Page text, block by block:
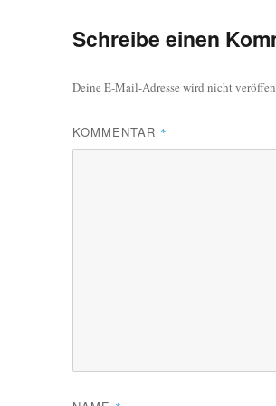
Schreibe einen
Deine E-Mail-Adresse wird nicht
KOMMENTAR *